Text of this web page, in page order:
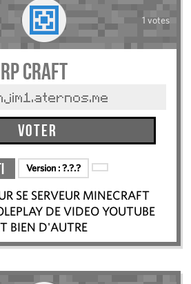
1 votes
RP craft
Voter
Version :?.?.?
SE SERVEUR MINECRAFT
DE VIDEO YOUTUBE
BIEN D'AUTRE